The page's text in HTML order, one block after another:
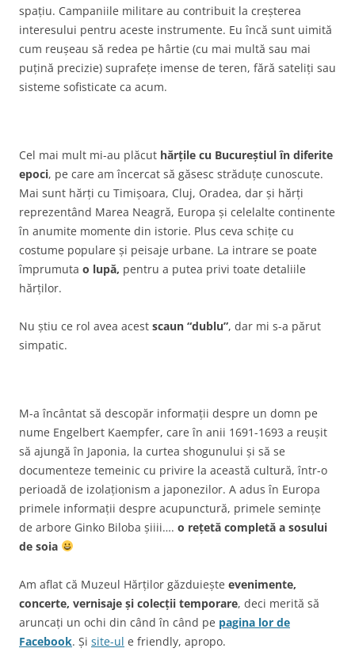
spațiu. Campaniile militare au contribuit la creșterea
interesului pentru aceste instrumente. Eu încă sunt uimită
cum reușeau să redea pe hârtie (cu mai multă sau mai
puțină precizie) suprafețe imense de teren, fără sateliți sau
sisteme sofisticate ca acum.
Cel mai mult mi-au plăcut hărțile cu Bucureștiul în diferite
epoci, pe care am încercat să găsesc străduțe cunoscute.
Mai sunt hărți cu Timișoara, Cluj, Oradea, dar și hărți
reprezentând Marea Neagră, Europa și celelalte continente
în anumite momente din istorie. Plus ceva schițe cu
costume populare și peisaje urbane. La intrare se poate
împrumuta o lupă, pentru a putea privi toate detaliile
hărților.
Nu știu ce rol avea acest scaun “dublu”, dar mi s-a părut
simpatic.
M-a încântat să descopăr informații despre un domn pe
nume Engelbert Kaempfer, care în anii 1691-1693 a reușit
să ajungă în Japonia, la curtea shogunului și să se
documenteze temeinic cu privire la această cultură, într-o
perioadă de izolaționism a japonezilor. A adus în Europa
primele informații despre acupunctură, primele semințe
de arbore Ginko Biloba șiiii…. o rețetă completă a sosului
de soia
Am aflat că Muzeul Hărților găzduiește evenimente,
concerte, vernisaje și colecții temporare, deci merită să
aruncați un ochi din când în când pe pagina lor de
Facebook. Și site-ul e friendly, apropo.